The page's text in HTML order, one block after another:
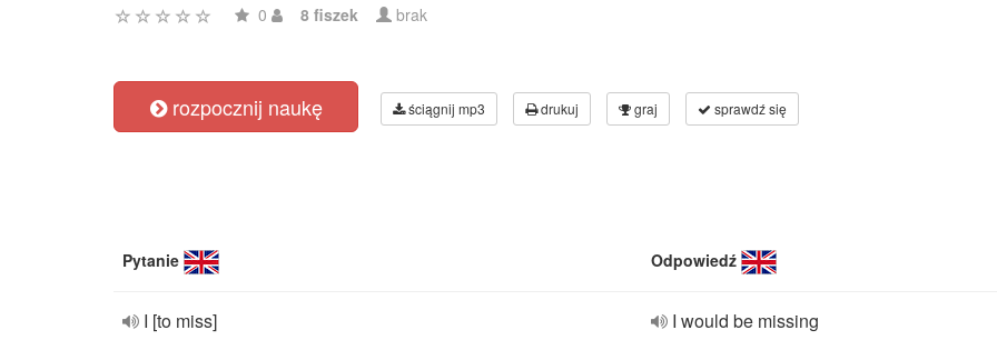
0 8 fiszek brak
rozpocznij naukę ściągnij mp3 drukuj graj sprawdź się
Pytanie Odpowiedź
I [to miss] I would be missing